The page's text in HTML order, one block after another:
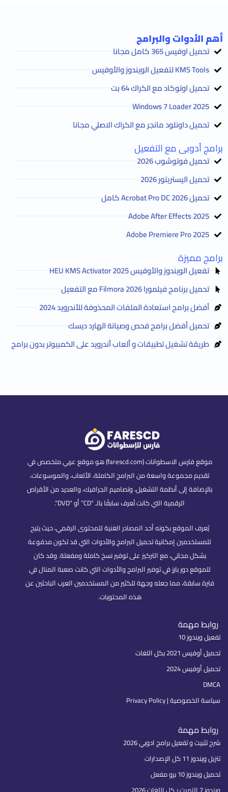
أهم الأدوات والبرامج
تحميل اوفيس 365 كامل مجانا
KMS Tools لتفعيل الويندوز والأوفيس
تحميل اوتوكاد مع الكراك 64 بت
2025 Windows 7 Loader
تحميل داونلود مانجر مع الكراك الاصلي مجانا
برامج أدوبى مع التفعيل
تحميل فوتوشوب 2026
تحميل اليستريتور 2026
تحميل Acrobat Pro DC 2026 كامل
Adobe After Effects 2025
Adobe Premiere Pro 2025
برامج مميزة
تفعيل الويندوز والأوفيس HEU KMS Activator 2025
تحميل برنامج فيلمورا Filmora 2026 مع التفعيل
أفضل برامج استعادة الملفات المحذوفة للأندرويد 2024
تحميل أفضل برامج فحص وصيانة الهارد ديسك
طريقة تشغيل تطبيقات و ألعاب أندرويد على الكمبيوتر بدون برامج
موقع فارس الاسطوانات (farescd.com) هو موقع عربي متخصص في
تقديم مجموعة واسعة من البرامج الكاملة، الألعاب، والموسوعات،
بالإضافة إلى أنظمة التشغيل، وتصاميم الجرافيك، والعديد من الأقراص
الرقمية التي كانت تُعرف سابقًا بالـ “CD” أو “DVD”.
يُعرف الموقع بكونه أحد المصادر الغنية للمحتوى الرقمي، حيث يتيح
للمستخدمين إمكانية تحميل البرامج والأدوات التي قد تكون مدفوعة
بشكل مجاني، مع التركيز على توفير نسخ كاملة ومفعلة. وقد كان
للموقع دور بارز في توفير البرامج والأدوات التي كانت صعبة المنال في
فترة سابقة، مما جعله وجهة للكثير من المستخدمين العرب الباحثين عن
هذه المحتويات.
روابط مهمة
تفعيل ويندوز 10
تحميل أوفيس 2021 بكل اللغات
تحميل أوفيس 2024
DMCA
سياسة الخصوصية | Privacy Policy
روابط مهمة
شرح تثبيت و تفعيل برامج ادوبي 2026
تنزيل ويندوز 11 كل الإصدارات
تحميل ويندوز 10 برو مفعل